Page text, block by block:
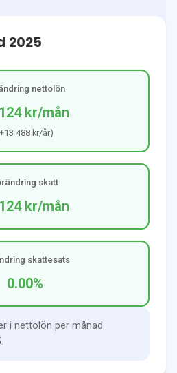
2025
nettolön
kr/mån
488 kr/år)
skatt
kr/mån
skattesats
0.00%
i nettolön per månad